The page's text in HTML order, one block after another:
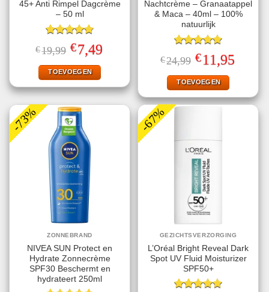
45+ Anti Rimpel Dagcrème
– 50 ml
Gewaardeerd
4.80uit 5
€19,99 Oorspronkelijke
prijs
was:
€19,99.
€7,49Huidige
prijs
TOEVOEGEN
Nachtcrème – Granaatappel
& Maca – 40ml – 100%
natuurlijk
Gewaardeerd
5.00uit 5
€24,99 Oorspronkelijke
prijs
was:
€24,99.
€11,95prijs
TOEVOEGEN
-73%
ZONNEBRAND
NIVEA SUN Protect en
Hydrate Zonnecrème
SPF30 Beschermt en
hydrateert 250ml
-67%
GEZICHTSVERZORGING
L’Oréal Bright Reveal Dark
Spot UV Fluid Moisturizer
SPF50+